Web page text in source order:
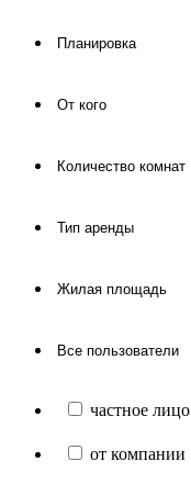
частное лицо
от компании